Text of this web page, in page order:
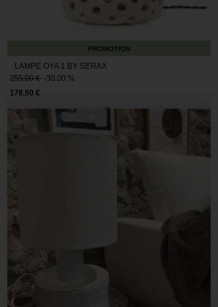
PROMOTION
LAMPE OYA 1 BY SERAX
255,00 € -30.00 %
178,50 €